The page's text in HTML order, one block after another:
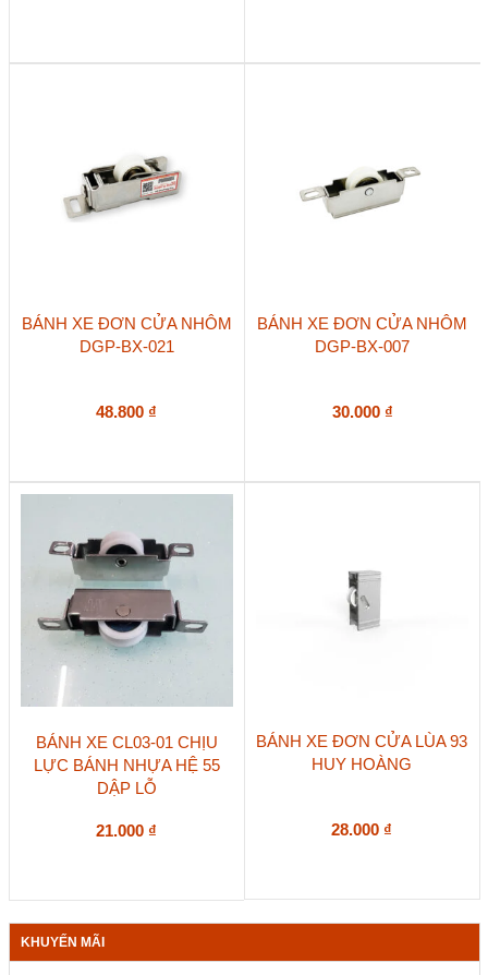
BÁNH XE ĐƠN CỬA NHÔM
DGP-BX-021
48.800 ₫
BÁNH XE ĐƠN CỬA NHÔM
DGP-BX-007
30.000 ₫
BÁNH XE CL03-01 CHỊU
LỰC BÁNH NHỰA HỆ 55
DẬP LỖ
21.000 ₫
BÁNH XE ĐƠN CỬA LÙA 93
HUY HOÀNG
28.000 ₫
KHUYẾN MÃI